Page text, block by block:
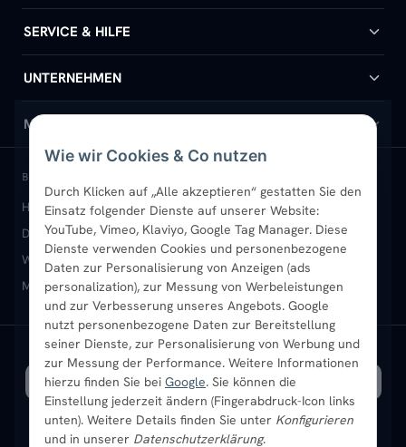
Wie wir Cookies & Co nutzen
Durch Klicken auf „Alle akzeptieren“ gestatten Sie den
Einsatz folgender Dienste auf unserer Website:
YouTube, Vimeo, Klaviyo, Google Tag Manager. Diese
Dienste verwenden Cookies und personenbezogene
Daten zur Personalisierung von Anzeigen (ads
personalization), zur Messung von Werbeleistungen
und zur Verbesserung unseres Angebots. Google
nutzt personenbezogene Daten zur Bereitstellung
seiner Dienste, zur Personalisierung von Werbung und
zur Messung der Performance. Weitere Informationen
hierzu finden Sie bei Google. Sie können die
Einstellung jederzeit ändern (Fingerabdruck-Icon links
unten). Weitere Details finden Sie unter Konfigurieren
und in unserer Datenschutzerklärung.
Badheizkörper
Handtuchheizkörper
Design-Heizkörper
Paneelheizkörper
Vertikal-Heizkörper
Heizkörper-Zubehör
SERVICE & HILFE
Hilfe & Kontakt
Versand & Lieferung
Rückgabe & Widerruf
Garantie & Gewährleistung
Montageservice vor Ort
Sendung verfolgen
UNTERNEHMEN
Wir über uns
Standort & Abholung Jüchen
B2B-Kunden
Karriere
Ratgeber
Bestpreisgarantie
MEIN KONTO
Anmelden / Mein Konto
Merkliste
Newsletter
Aktuelle Angebote
BELIEBTE KATEGORIEN
Heizkörper kaufenBadheizkörperHandtuchheizkörper
Design-HeizkörperPaneelheizkörperVertikal-Heizkörper
Wandheizkörper Wohnraum-Heizkörper Badheizkörper Schwarz
Mischbetrieb-HeizkörperHeizkörper-ZubehörAktuelle Angebote
SICHERE ZAHLUNG VERSAND MIT